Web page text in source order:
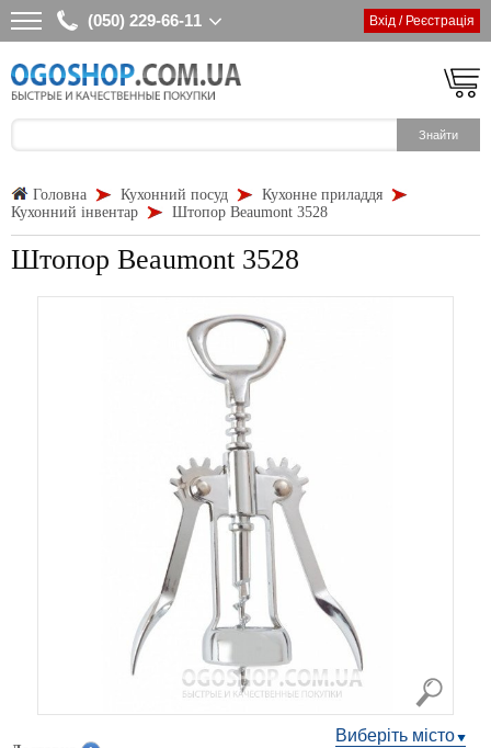
(050) 229-66-11 Вхід / Реєстрація
Головна Кухонний посуд
Кухонне приладдя
Кухонний інвентар
Штопор Beaumont 3528
Штопор Beaumont 3528
Виберіть місто